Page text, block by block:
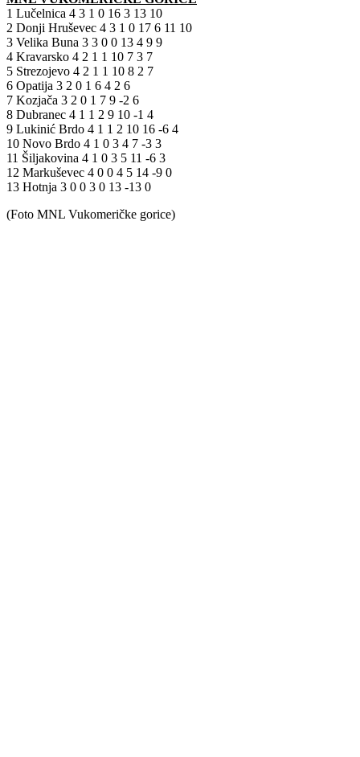
1 Lučelnica 4 3 1 0 16 3 13 10
2 Donji Hruševec 4 3 1 0 17 6 11 10
3 Velika Buna 3 3 0 0 13 4 9 9
4 Kravarsko 4 2 1 1 10 7 3 7
5 Strezojevo 4 2 1 1 10 8 2 7
6 Opatija 3 2 0 1 6 4 2 6
7 Kozjača 3 2 0 1 7 9 -2 6
8 Dubranec 4 1 1 2 9 10 -1 4
9 Lukinić Brdo 4 1 1 2 10 16 -6 4
10 Novo Brdo 4 1 0 3 4 7 -3 3
11 Šiljakovina 4 1 0 3 5 11 -6 3
12 Markuševec 4 0 0 4 5 14 -9 0
13 Hotnja 3 0 0 3 0 13 -13 0
(Foto MNL Vukomeričke gorice)